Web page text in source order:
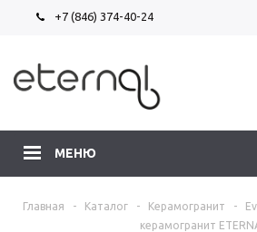
+7 (846) 374-40-24
МЕНЮ
Главная - Каталог - Керамогранит -
керамогранит